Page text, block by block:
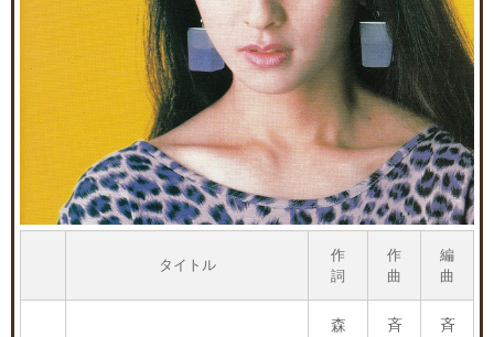
タイトル
作
詞
作
曲
編
曲
森
斉
斉